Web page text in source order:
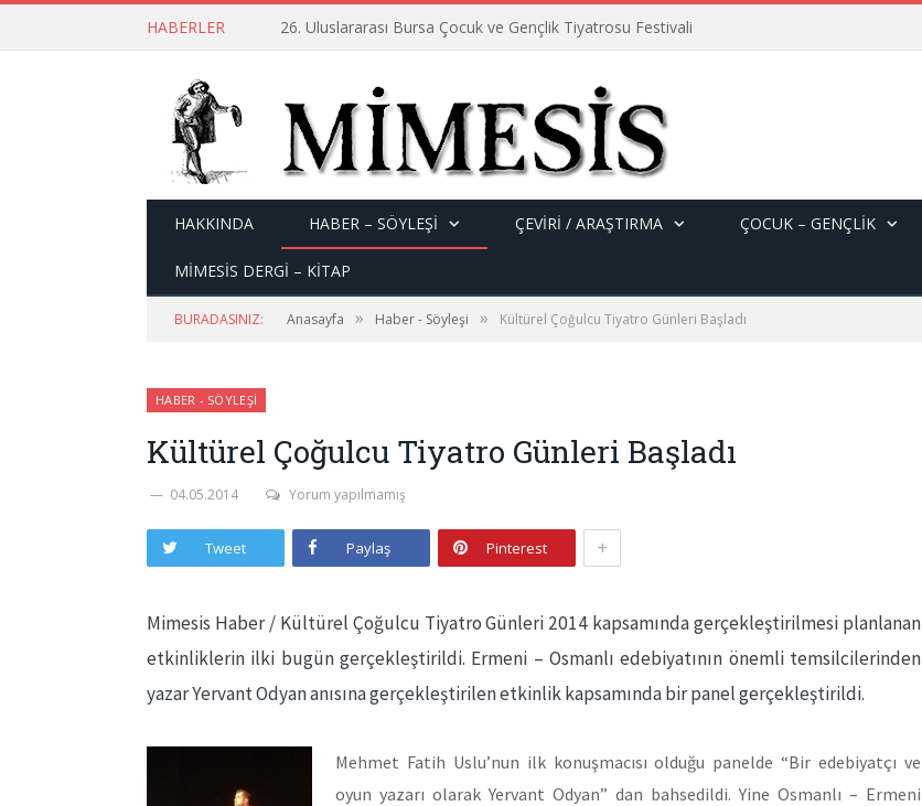
HABERLER 26. Uluslararası Bursa Çocuk ve Gençlik Tiyatrosu Festivali
HAKKINDA HABER – SÖYLEŞI ÇEVİRİ / ARAŞTIRMA ÇOCUK – GENÇLIK
MİMESİS DERGİ – KİTAP
BURADASINIZ: Anasayfa » Haber - Söyleşi » Kültürel Çoğulcu Tiyatro Günleri Başladı
HABER - SÖYLEŞI
Kültürel Çoğulcu Tiyatro Günleri Başladı
04.05.2014 Yorum yapılmamış
Tweet Paylaş Pinterest +
Mimesis Haber / Kültürel Çoğulcu Tiyatro Günleri 2014 kapsamında gerçekleştirilmesi planlanan
etkinliklerin ilki bugün gerçekleştirildi. Ermeni – Osmanlı edebiyatının önemli temsilcilerinden
yazar Yervant Odyan anısına gerçekleştirilen etkinlik kapsamında bir panel gerçekleştirildi.
Mehmet Fatih Uslu’nun ilk konuşmacısı olduğu panelde “Bir edebiyatçı ve
oyun yazarı olarak Yervant Odyan” dan bahsedildi. Yine Osmanlı – Ermeni